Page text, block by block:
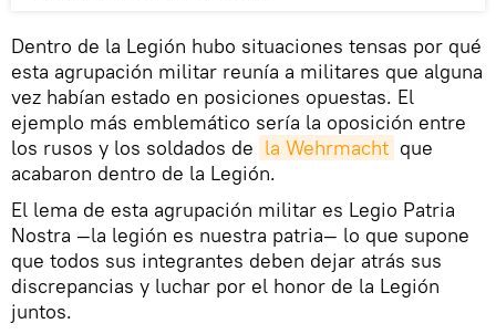
Dentro de la Legión hubo situaciones tensas por qué
esta agrupación militar reunía a militares que alguna
vez habían estado en posiciones opuestas. El
ejemplo más emblemático sería la oposición entre
los rusos y los soldados de la Wehrmacht que
acabaron dentro de la Legión.
El lema de esta agrupación militar es Legio Patria
Nostra —la legión es nuestra patria— lo que supone
que todos sus integrantes deben dejar atrás sus
discrepancias y luchar por el honor de la Legión
juntos.